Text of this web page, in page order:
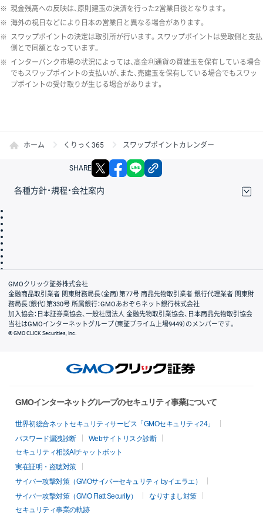
※ 現金残高への反映は、原則建玉の決済を行った2営業日後となります。
※ 海外の祝日などにより日本の営業日と異なる場合があります。
※ スワップポイントの決定は取引所が行います。スワップポイントは受取側と支払
側とで同額となっています。
※ インターバンク市場の状況によっては、高金利通貨の買建玉を保有している場合
でもスワップポイントの支払いが、また、売建玉を保有している場合でもスワッ
プポイントの受け取りが生じる場合があります。
ホーム くりっく365 スワップポイントカレンダー
SHARE X facebook
各種方針・規程・会社案内
会社案内
GMOクリック証券株式会社
金融商品取引業者 関東財務局長（金商）第77号 商品先物取引業者 銀行代理業者 関東財
務局長（銀代）第330号 所属銀行：GMOあおぞらネット銀行株式会社
加入協会：日本証券業協会、一般社団法人 金融先物取引業協会、日本商品先物取引協会
当社はGMOインターネットグループ（東証プライム上場9449）のメンバーです。
© GMO CLICK Securities, Inc.
GMOインターネットグループのセキュリティ事業について
世界初総合ネットセキュリティサービス「GMOセキュリティ24」
パスワード漏洩診断
Webサイトリスク診断
セキュリティ相談AIチャットボット
実在証明・盗聴対策
サイバー攻撃対策（GMOサイバーセキュリティ byイエラエ）
サイバー攻撃対策（GMO Flatt Security）
なりすまし対策
セキュリティ事業の軌跡